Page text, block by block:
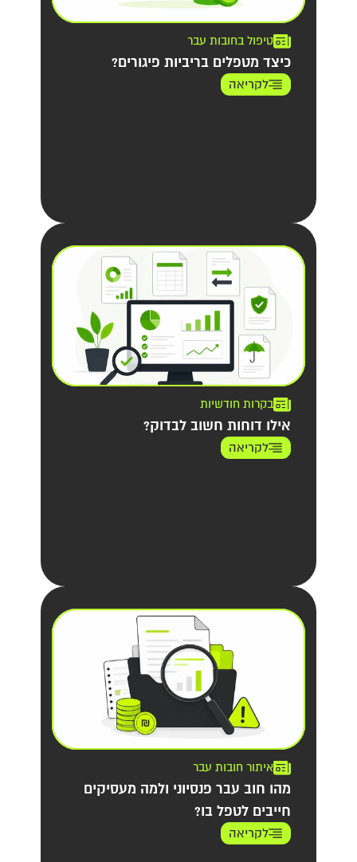
טיפול בחובות עבר
כיצד מטפלים בריביות פיגורים?
לקריאה
בקרות חודשיות
אילו דוחות חשוב לבדוק?
לקריאה
איתור חובות עבר
מהו חוב עבר פנסיוני ולמה מעסיקים
חייבים לטפל בו?
לקריאה